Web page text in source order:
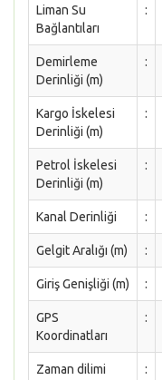
Liman Su
Bağlantıları
:
Demirleme
Derinliği (m)
:
Kargo İskelesi
Derinliği (m)
:
Petrol İskelesi
Derinliği (m)
:
Kanal Derinliği :
Gelgit Aralığı (m) :
Giriş Genişliği (m) :
GPS
Koordinatları
:
Zaman dilimi :